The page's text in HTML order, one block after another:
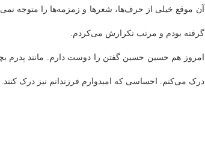
آن موقع خیلی از حرف‌ها، شعرها و زمزمه‌ها را
گرفته بودم و مرتب تکرارش می‌کردم.
امروز هم حسین حسین گفتن را دوست دارم. مانند پدرم
درک می‌‌کنم. احساسی که امیدوارم فرزندانم نیز درک کنند.